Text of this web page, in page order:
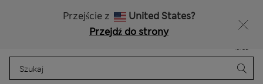
Przejście z
United States?
Przejdź do strony
Torba